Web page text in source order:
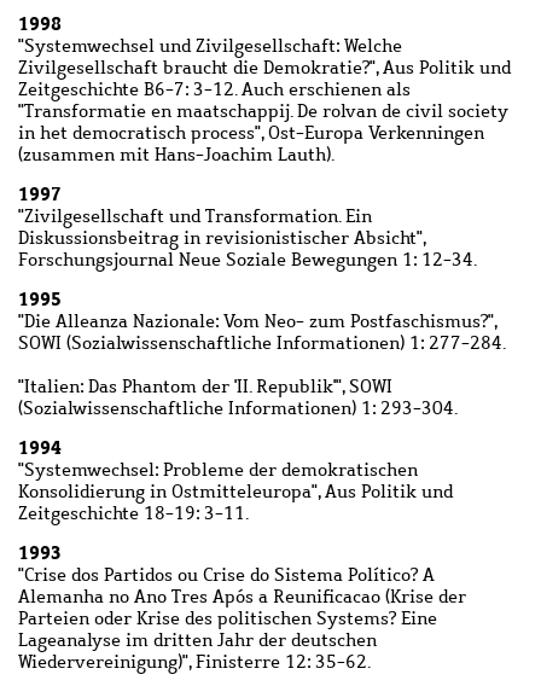
1998
"Systemwechsel und Zivilgesellschaft: Welche
Zivilgesellschaft braucht die Demokratie?", Aus Politik und
Zeitgeschichte B6-7: 3-12. Auch erschienen als
"Transformatie en maatschappij. De rolvan de civil society
in het democratisch process", Ost-Europa Verkenningen
(zusammen mit Hans-Joachim Lauth).
1997
"Zivilgesellschaft und Transformation. Ein
Diskussionsbeitrag in revisionistischer Absicht",
Forschungsjournal Neue Soziale Bewegungen 1: 12-34.
1995
"Die Alleanza Nazionale: Vom Neo- zum Postfaschismus?",
SOWI (Sozialwissenschaftliche Informationen) 1: 277-284.
"Italien: Das Phantom der 'II. Republik'", SOWI
(Sozialwissenschaftliche Informationen) 1: 293-304.
1994
"Systemwechsel: Probleme der demokratischen
Konsolidierung in Ostmitteleuropa", Aus Politik und
Zeitgeschichte 18-19: 3-11.
1993
"Crise dos Partidos ou Crise do Sistema Político? A
Alemanha no Ano Tres Após a Reunificacao (Krise der
Parteien oder Krise des politischen Systems? Eine
Lageanalyse im dritten Jahr der deutschen
Wiedervereinigung)", Finisterre 12: 35-62.